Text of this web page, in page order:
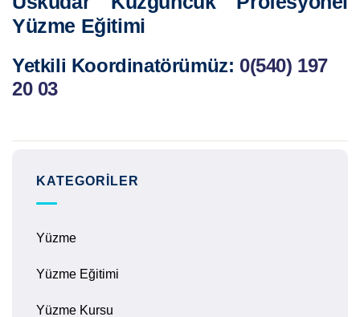
Yüzme Eğitimi
Yetkili Koordinatörümüz: 0(540) 197
20 03
KATEGORILER
Yüzme
Yüzme Eğitimi
Yüzme Kursu